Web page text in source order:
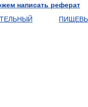
написать реферат